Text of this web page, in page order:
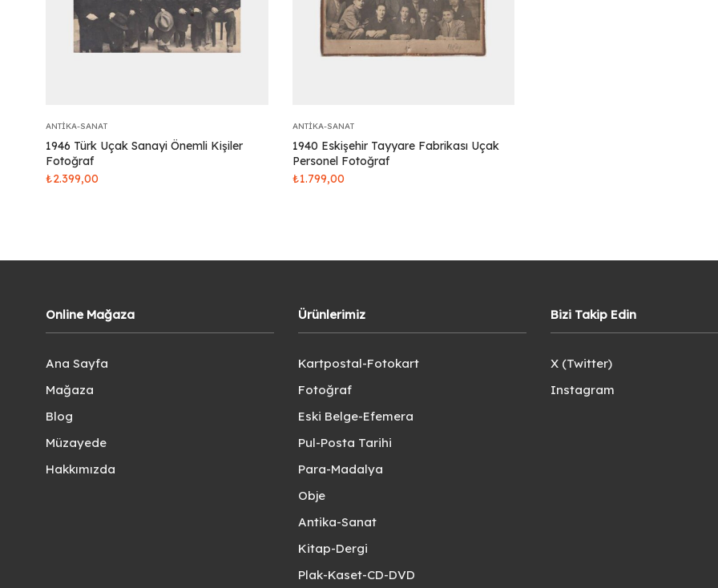
ANTIKA-SANAT
1946 Türk Uçak Sanayi Önemli Kişiler
Fotoğraf
₺2.399,00
ANTIKA-SANAT
1940 Eskişehir Tayyare Fabrikası Uçak
Personel Fotoğraf
₺1.799,00
Online Mağaza
Ana Sayfa
Mağaza
Blog
Müzayede
Hakkımızda
Ürünlerimiz
Kartpostal-Fotokart
Fotoğraf
Eski Belge-Efemera
Pul-Posta Tarihi
Para-Madalya
Obje
Antika-Sanat
Kitap-Dergi
Plak-Kaset-CD-DVD
Bizi Takip Edin
X (Twitter)
Instagram